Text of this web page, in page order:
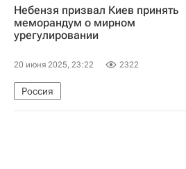
Леандро Баррейро
Анхель Ди
Ренату Саншеш
Небензя призвал Киев принять
меморандум о мирном
урегулировании
20 июня 2025, 23:22 2322
Россия
Специальная военная операция на